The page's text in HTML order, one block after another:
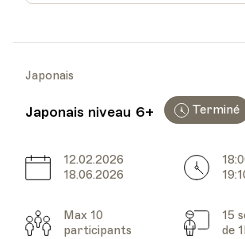
Japonais
Japonais niveau 6+ Terminé
Date
12.02.2026
18.06.2026
Heure
Participants
Max 10
participants
Cours
15
de